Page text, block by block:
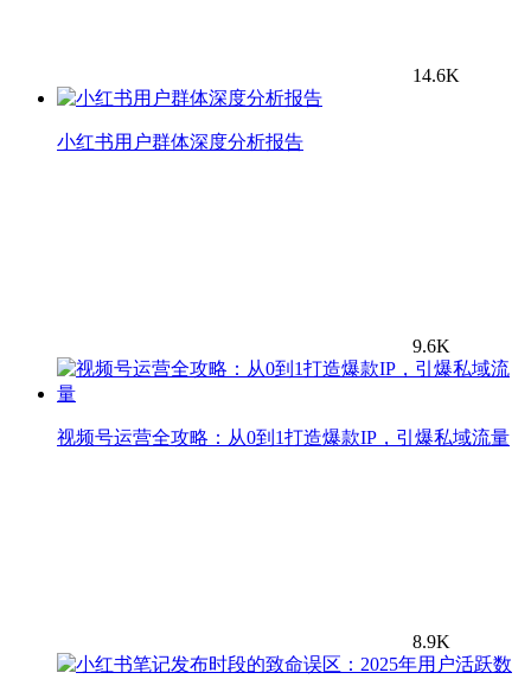
14.6K
小红书用户群体深度分析报告
9.6K
视频号运营全攻略：从0到1打造爆款IP，引爆私域流量
8.9K